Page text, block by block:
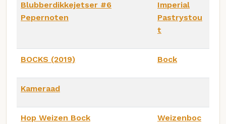
Blubberdikkejetser #6
Pepernoten
Imperial
Pastrystou
t
BOCKS (2019) Bock
Kameraad
Hop Weizen Bock
Weizenboc